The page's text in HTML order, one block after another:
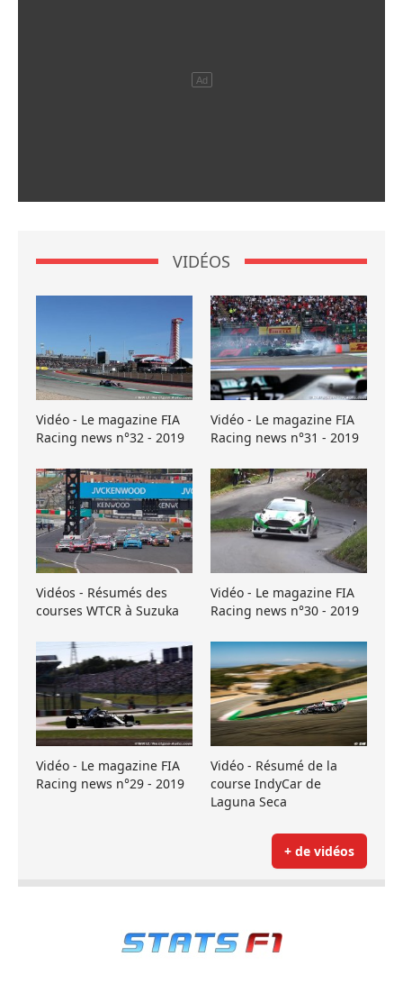
VIDÉOS
Vidéo - Le magazine FIA
Racing news n°32 - 2019
Vidéo - Le magazine FIA
Racing news n°31 - 2019
Vidéos - Résumés des
courses WTCR à Suzuka
Vidéo - Le magazine FIA
Racing news n°30 - 2019
Vidéo - Le magazine FIA
Racing news n°29 - 2019
Vidéo - Résumé de la
course IndyCar de
Laguna Seca
+ de vidéos